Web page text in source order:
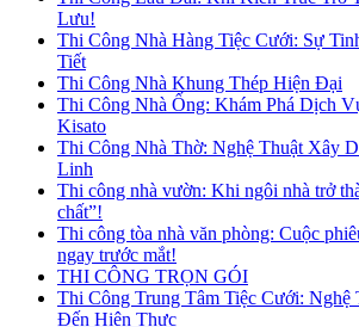
Lưu!
Thi Công Nhà Hàng Tiệc Cưới: Sự
Tiết
Thi Công Nhà Khung Thép Hiện Đại
Thi Công Nhà Ống: Khám Phá Dịch
Kisato
Thi Công Nhà Thờ: Nghệ Thuật Xây
Linh
Thi công nhà vườn: Khi ngôi nhà trở
chất”!
Thi công tòa nhà văn phòng: Cuộc
ngay trước mắt!
THI CÔNG TRỌN GÓI
Thi Công Trung Tâm Tiệc Cưới:
Đến Hiện Thực